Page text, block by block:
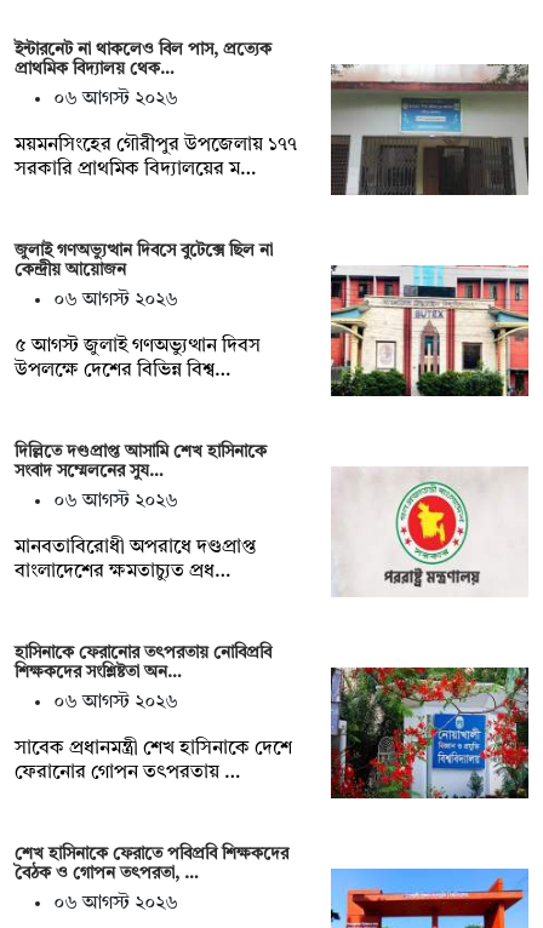
ইন্টারনেট না থাকলেও বিল পাস, প্রত্যেক
প্রাথমিক বিদ্যালয় থেক…
০৬ আগস্ট ২০২৬
ময়মনসিংহের গৌরীপুর উপজেলায় ১৭৭
সরকারি প্রাথমিক বিদ্যালয়ের ম…
জুলাই গণঅভ্যুত্থান দিবসে বুটেক্সে ছিল না
কেন্দ্রীয় আয়োজন
০৬ আগস্ট ২০২৬
৫ আগস্ট জুলাই গণঅভ্যুত্থান দিবস
উপলক্ষে দেশের বিভিন্ন বিশ্ব…
দিল্লিতে দণ্ডপ্রাপ্ত আসামি শেখ হাসিনাকে
সংবাদ সম্মেলনের সুয…
০৬ আগস্ট ২০২৬
মানবতাবিরোধী অপরাধে দণ্ডপ্রাপ্ত
বাংলাদেশের ক্ষমতাচ্যুত প্রধ…
হাসিনাকে ফেরানোর তৎপরতায় নোবিপ্রবি
শিক্ষকদের সংশ্লিষ্টতা অন…
০৬ আগস্ট ২০২৬
সাবেক প্রধানমন্ত্রী শেখ হাসিনাকে দেশে
ফেরানোর গোপন তৎপরতায় …
শেখ হাসিনাকে ফেরাতে পবিপ্রবি শিক্ষকদের
বৈঠক ও গোপন তৎপরতা, …
০৬ আগস্ট ২০২৬